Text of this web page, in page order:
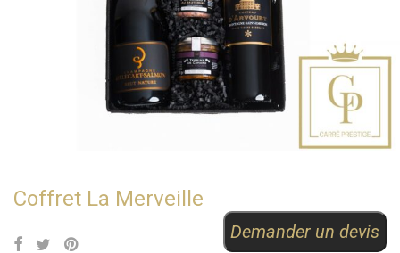
Coffret La Merveille
Demander un devis